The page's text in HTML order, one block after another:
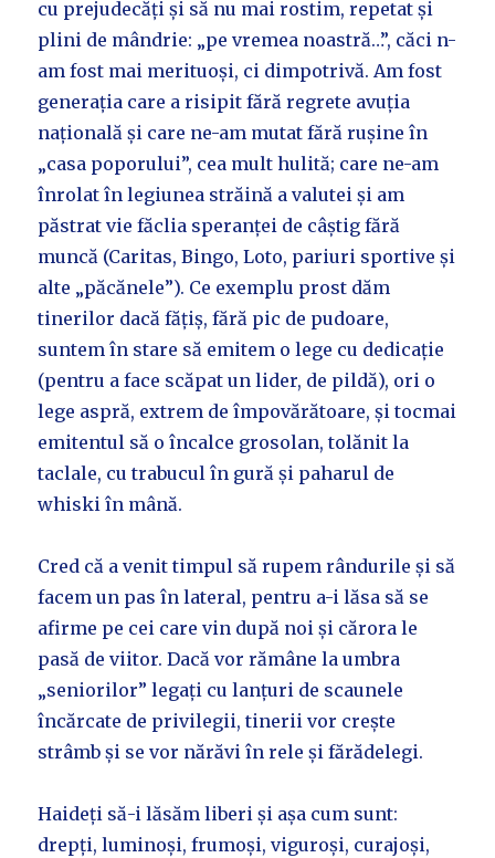
cu prejudecăți și să nu mai rostim, repetat și
plini de mândrie: „pe vremea noastră…”, căci n-
am fost mai merituoși, ci dimpotrivă. Am fost
generația care a risipit fără regrete avuția
națională și care ne-am mutat fără rușine în
„casa poporului”, cea mult hulită; care ne-am
înrolat în legiunea străină a valutei și am
păstrat vie făclia speranței de câștig fără
muncă (Caritas, Bingo, Loto, pariuri sportive și
alte „păcănele”). Ce exemplu prost dăm
tinerilor dacă fățiș, fără pic de pudoare,
suntem în stare să emitem o lege cu dedicație
(pentru a face scăpat un lider, de pildă), ori o
lege aspră, extrem de împovărătoare, și tocmai
emitentul să o încalce grosolan, tolănit la
taclale, cu trabucul în gură și paharul de
whiski în mână.
Cred că a venit timpul să rupem rândurile și să
facem un pas în lateral, pentru a-i lăsa să se
afirme pe cei care vin după noi și cărora le
pasă de viitor. Dacă vor rămâne la umbra
„seniorilor” legați cu lanțuri de scaunele
încărcate de privilegii, tinerii vor crește
strâmb și se vor nărăvi în rele și fărădelegi.
Haideți să-i lăsăm liberi și așa cum sunt:
drepți, luminoși, frumoși, viguroși, curajoși,